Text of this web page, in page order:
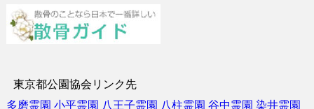
東京都公園協会リンク先
多磨霊園 小平霊園 八王子霊園 八柱霊園 谷中霊園 染井霊園